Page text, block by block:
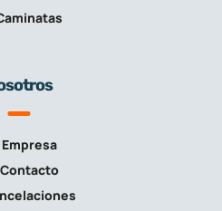
Empresa
Contacto